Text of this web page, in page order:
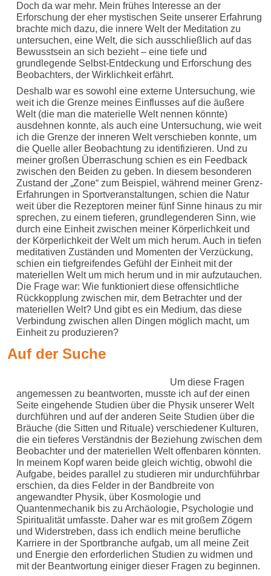
Doch da war mehr. Mein frühes Interesse an der
Erforschung der eher mystischen Seite unserer Erfahrung
brachte mich dazu, die innere Welt der Meditation zu
untersuchen, eine Welt, die sich ausschließlich auf das
Bewusstsein an sich bezieht – eine tiefe und
grundlegende Selbst-Entdeckung und Erforschung des
Beobachters, der Wirklichkeit erfährt.
Deshalb war es sowohl eine externe Untersuchung, wie
weit ich die Grenze meines Einflusses auf die äußere
Welt (die man die materielle Welt nennen könnte)
ausdehnen konnte, als auch eine Untersuchung, wie weit
ich die Grenze der inneren Welt verschieben konnte, um
die Quelle aller Beobachtung zu identifizieren. Und zu
meiner großen Überraschung schien es ein Feedback
zwischen den Beiden zu geben. In diesem besonderen
Zustand der „Zone“ zum Beispiel, während meiner Grenz-
Erfahrungen in Sportveranstaltungen, schien die Natur
weit über die Rezeptoren meiner fünf Sinne hinaus zu mir
sprechen, zu einem tieferen, grundlegenderen Sinn, wie
durch eine Einheit zwischen meiner Körperlichkeit und
der Körperlichkeit der Welt um mich herum. Auch in tiefen
meditativen Zuständen und Momenten der Verzückung,
schien ein tiefgreifendes Gefühl der Einheit mit der
materiellen Welt um mich herum und in mir aufzutauchen.
Die Frage war: Wie funktioniert diese offensichtliche
Rückkopplung zwischen mir, dem Betrachter und der
materiellen Welt? Und gibt es ein Medium, das diese
Verbindung zwischen allen Dingen möglich macht, um
Einheit zu produzieren?
Auf der Suche
Um diese Fragen
angemessen zu beantworten, musste ich auf der einen
Seite eingehende Studien über die Physik unserer Welt
durchführen und auf der anderen Seite Studien über die
Bräuche (die Sitten und Rituale) verschiedener Kulturen,
die ein tieferes Verständnis der Beziehung zwischen dem
Beobachter und der materiellen Welt offenbaren könnten.
In meinem Kopf waren beide gleich wichtig, obwohl die
Aufgabe, beides parallel zu studieren mir undurchführbar
erschien, da dies Felder in der Bandbreite von
angewandter Physik, über Kosmologie und
Quantenmechanik bis zu Archäologie, Psychologie und
Spiritualität umfasste. Daher war es mit großem Zögern
und Widerstreben, dass ich endlich meine berufliche
Karriere in der Sportbranche aufgab, um all meine Zeit
und Energie den erforderlichen Studien zu widmen und
mit der Beantwortung einiger dieser Fragen zu beginnen.